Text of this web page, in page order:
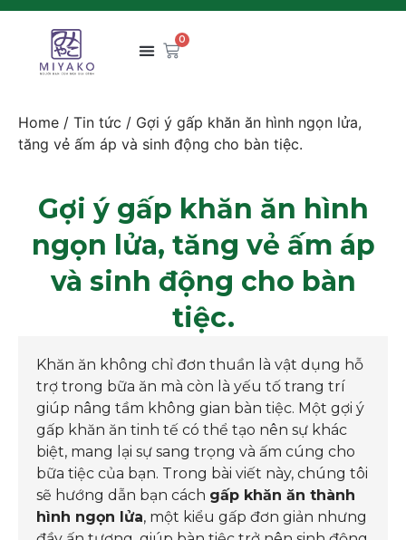
0
Home / Tin tức / Gợi ý gấp khăn ăn hình ngọn lửa,
tăng vẻ ấm áp và sinh động cho bàn tiệc.
Gợi ý gấp khăn ăn hình
ngọn lửa, tăng vẻ ấm áp
và sinh động cho bàn
tiệc.
Khăn ăn không chỉ đơn thuần là vật dụng hỗ
trợ trong bữa ăn mà còn là yếu tố trang trí
giúp nâng tầm không gian bàn tiệc. Một gợi ý
gấp khăn ăn tinh tế có thể tạo nên sự khác
biệt, mang lại sự sang trọng và ấm cúng cho
bữa tiệc của bạn. Trong bài viết này, chúng tôi
sẽ hướng dẫn bạn cách gấp khăn ăn thành
hình ngọn lửa, một kiểu gấp đơn giản nhưng